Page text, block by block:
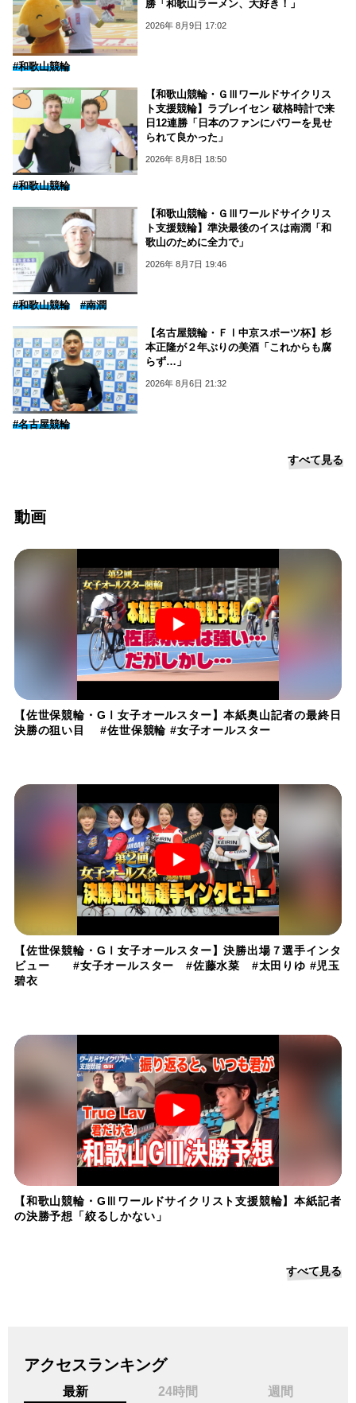
勝「和歌山ラーメン、大好き！」
2026年 8月9日 17:02
#和歌山競輪
【和歌山競輪・ＧⅢワールドサイクリス
ト支援競輪】ラブレイセン 破格時計で来
日12連勝「日本のファンにパワーを見せ
られて良かった」
2026年 8月8日 18:50
#和歌山競輪
【和歌山競輪・ＧⅢワールドサイクリス
ト支援競輪】準決最後のイスは南潤「和
歌山のために全力で」
2026年 8月7日 19:46
#和歌山競輪 #南潤
【名古屋競輪・ＦⅠ中京スポーツ杯】杉
本正隆が２年ぶりの美酒「これからも腐
らず…」
2026年 8月6日 21:32
#名古屋競輪
すべて見る
動画
【佐世保競輪・GⅠ女子オールスター】本紙奥山記者の最終日
決勝の狙い目 #佐世保競輪 #女子オールスター
【佐世保競輪・GⅠ女子オールスター】決勝出場７選手インタ
ビュー #女子オールスター #佐藤水菜 #太田りゆ #児玉
碧衣
【和歌山競輪・GⅢワールドサイクリスト支援競輪】本紙記者
の決勝予想「絞るしかない」
すべて見る
アクセスランキング
最新 24時間 週間